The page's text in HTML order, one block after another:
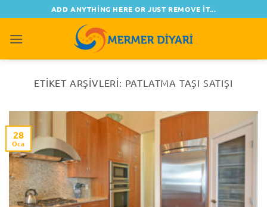
atla
ADD ANYTHING HERE OR JUST REMOVE IT...
ETIKET ARŞIVLERI: PATLATMA TAŞI SATIŞI
28
Oca